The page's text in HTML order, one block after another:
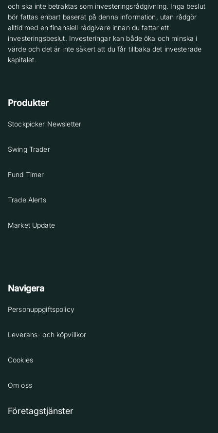
och ska inte betraktas som investeringsrådgivning. Inga beslut
bör fattas enbart baserat på denna information, utan rådgör
alltid med en finansiell rådgivare innan du fattar ett
investeringsbeslut. Investeringar kan både öka och minska i
värde och det är inte säkert att du får tillbaka det investerade
kapitalet.
Produkter
Stockpicker Newsletter
Swing Trader
Fund Timer
Trade Alerts
Market Update
Navigera
Personuppgiftspolicy
Leverans- och köpvillkor
Cookies
Om oss
Företagstjänster